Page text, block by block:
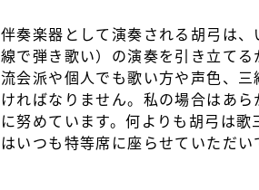
伴奏楽器として演奏される胡弓は
線で弾き歌い）の演奏を引き立て
流会派や個人でも歌い方や声色、
ければなりません。私の場合はあ
に努めています。何よりも胡弓は
はいつも特等席に座らせていただい